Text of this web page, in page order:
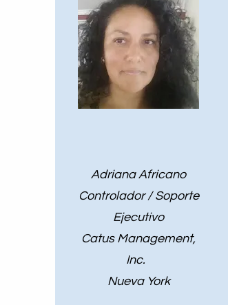
Adriana Africano
Controlador / Soporte
Ejecutivo
Catus Management,
Inc.
Nueva York